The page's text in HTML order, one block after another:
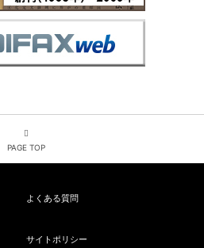
PAGE TOP
よくある質問
サイトポリシー